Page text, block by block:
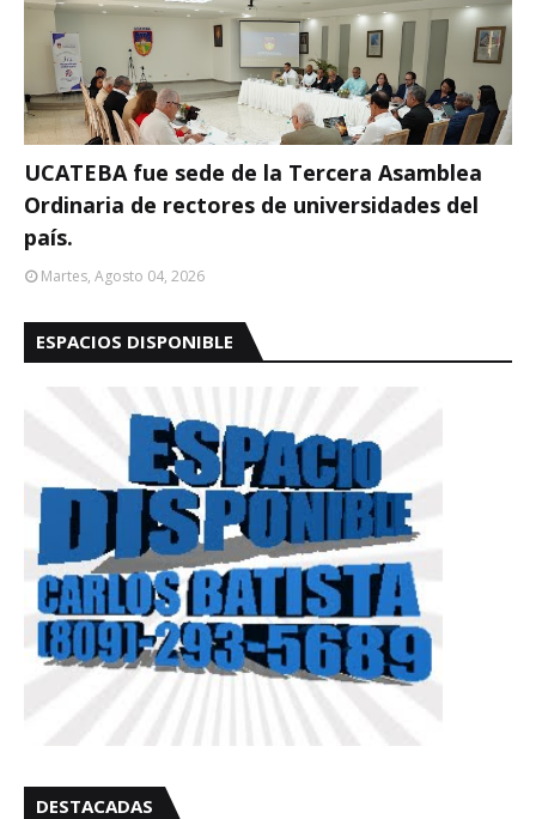
UCATEBA fue sede de la Tercera Asamblea
Ordinaria de rectores de universidades del
país.
Martes, Agosto 04, 2026
ESPACIOS DISPONIBLE
DESTACADAS